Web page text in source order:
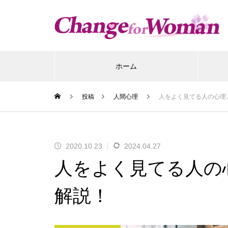
ホーム
投稿 人間心理 人をよく見てる人の心
2020.10.23 2024.04.27
人をよく見てる人
解説！